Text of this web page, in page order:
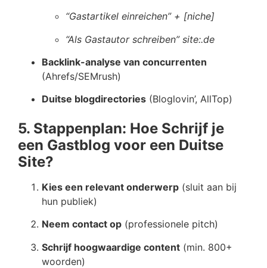
“Gastartikel einreichen” + [niche]
“Als Gastautor schreiben” site:.de
Backlink-analyse van concurrenten
(Ahrefs/SEMrush)
Duitse blogdirectories (Bloglovin’, AllTop)
5. Stappenplan: Hoe Schrijf je
een Gastblog voor een Duitse
Site?
Kies een relevant onderwerp (sluit aan bij
hun publiek)
Neem contact op (professionele pitch)
Schrijf hoogwaardige content (min. 800+
woorden)